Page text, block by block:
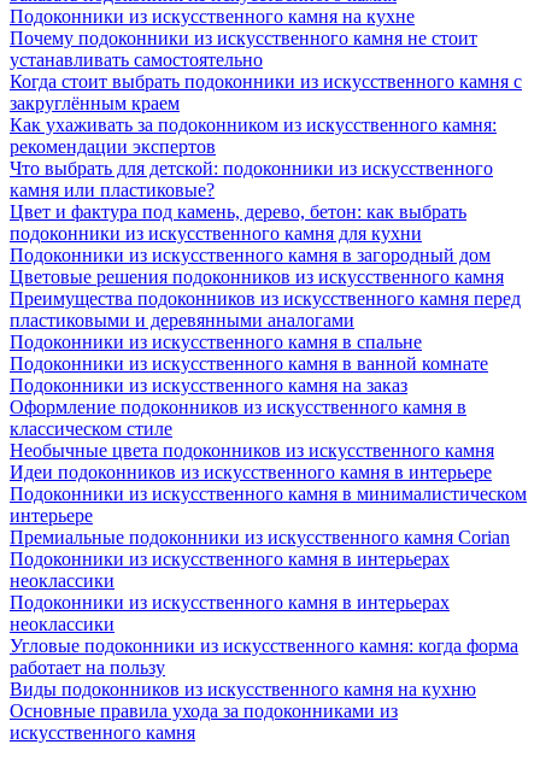
Подоконники из искусственного камня на кухне
Почему подоконники из искусственного камня не стоит
устанавливать самостоятельно
Когда стоит выбрать подоконники из искусственного камня с
закруглённым краем
Как ухаживать за подоконником из искусственного камня:
рекомендации экспертов
Что выбрать для детской: подоконники из искусственного
камня или пластиковые?
Цвет и фактура под камень, дерево, бетон: как выбрать
подоконники из искусственного камня для кухни
Подоконники из искусственного камня в загородный дом
Цветовые решения подоконников из искусственного камня
Преимущества подоконников из искусственного камня перед
пластиковыми и деревянными аналогами
Подоконники из искусственного камня в спальне
Подоконники из искусственного камня в ванной комнате
Подоконники из искусственного камня на заказ
Оформление подоконников из искусственного камня в
классическом стиле
Необычные цвета подоконников из искусственного камня
Идеи подоконников из искусственного камня в интерьере
Подоконники из искусственного камня в минималистическом
интерьере
Премиальные подоконники из искусственного камня Corian
Подоконники из искусственного камня в интерьерах
неоклассики
Подоконники из искусственного камня в интерьерах
неоклассики
Угловые подоконники из искусственного камня: когда форма
работает на пользу
Виды подоконников из искусственного камня на кухню
Основные правила ухода за подоконниками из
искусственного камня